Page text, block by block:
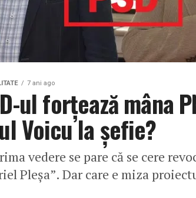
7 ani ago
ul forţează mâna
Voicu la şefie?
vedere se pare că se cere
Pleşa”. Dar care e miza